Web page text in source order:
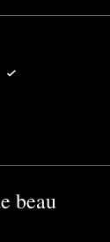
beau